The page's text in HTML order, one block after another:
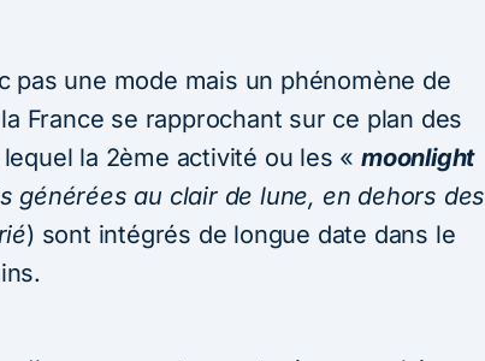
pas une mode mais un phénomène de
France se rapprochant sur ce plan des
la 2ème activité ou les « moonlight
générées au clair de lune, en dehors des
) sont intégrés de longue date dans le